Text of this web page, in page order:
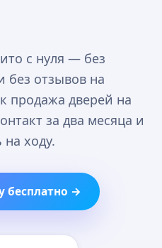
с нуля — без
без отзывов на
продажа дверей на
за два месяца и
ходу.
бесплатно →